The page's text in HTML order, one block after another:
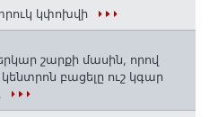
կփոխվի
շարքի մասին, որով
բացելը ուշ կգար